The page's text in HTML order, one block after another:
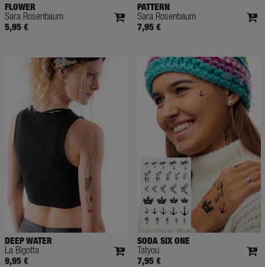
FLOWER
Sara Rosenbaum
5,95 €
PATTERN
Sara Rosenbaum
7,95 €
DEEP WATER
La Bigotta
9,95 €
SODA SIX ONE
Tatyou
7,95 €